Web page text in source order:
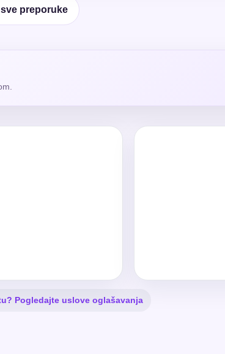
preporuke
Pogledajte uslove oglašavanja